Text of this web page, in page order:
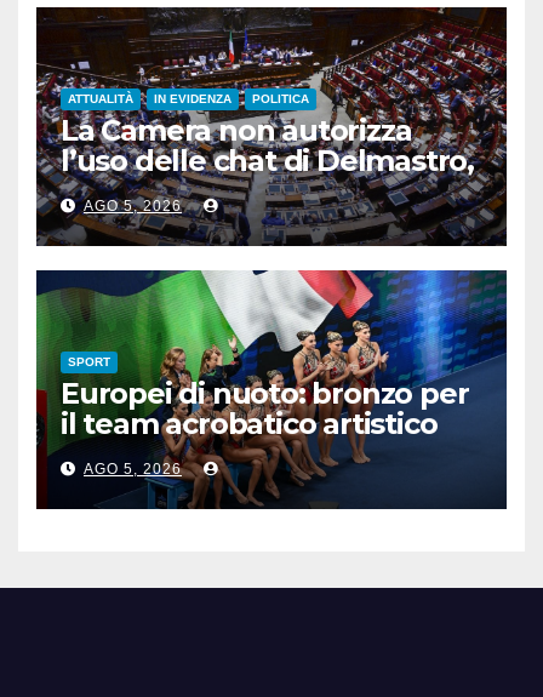
ATTUALITÀ IN EVIDENZA POLITICA
La Camera non autorizza
l’uso delle chat di Delmastro,
voto a scrutinio segreto
AGO 5, 2026
SPORT
Europei di nuoto: bronzo per
il team acrobatico artistico
dell’Italia
AGO 5, 2026